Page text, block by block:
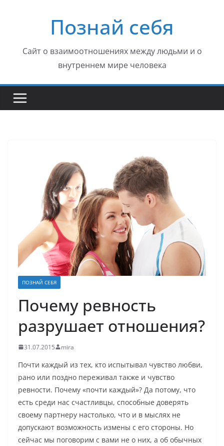
содержимомуПознай себя
Сайт о взаимоотношениях между людьми и о
внутреннем мире человека
ПОЗНАЙ СЕБЯ
Почему ревность
разрушает отношения?
31.07.2015 mira
Почти каждый из тех, кто испытывал чувство любви,
рано или поздно переживал также и чувство
ревности. Почему «почти каждый»? Да потому, что
есть среди нас счастливцы, способные доверять
своему партнеру настолько, что и в мыслях не
допускают возможность измены с его стороны. Но
сейчас мы поговорим с вами не о них, а об обычных